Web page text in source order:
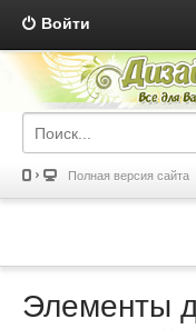
Войти
Полная версия сайта
Элементы